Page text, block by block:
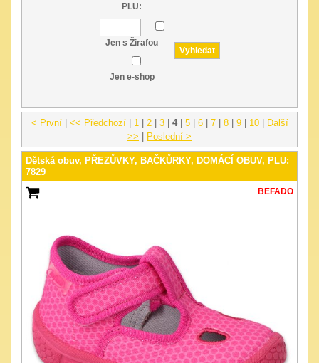
PLU:
Jen s Žirafou
Jen e-shop
< První << Předchozí| 1| 2| 3| 4| 5| 6| 7| 8| 9| 10|
Další
>>
Poslední >
Dětská obuv, PŘEZŮVKY, BAČKŮRKY, DOMÁCÍ OBUV, PLU:
7829
BEFADO